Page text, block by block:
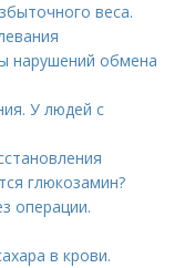
веса.
нарушений обмена
У людей с
глюкозамин?
операции.
в крови.